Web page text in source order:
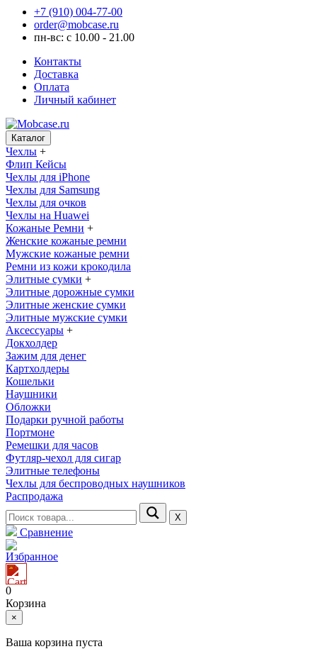
+7 (910) 004-77-00
order@mobcase.ru
пн-вс: с 10.00 - 21.00
Контакты
Доставка
Оплата
Личный кабинет
Каталог
Чехлы +
Флип Кейсы
Чехлы для iPhone
Чехлы для Samsung
Чехлы для очков
Чехлы на Huawei
Кожаные Ремни +
Женские кожаные ремни
Мужские кожаные ремни
Ремни из кожи крокодила
Элитные сумки +
Элитные дорожные сумки
Элитные женские сумки
Элитные мужские сумки
Аксессуары +
Докхолдер
Зажим для денег
Картхолдеры
Кошельки
Наушники
Обложки
Подарки ручной работы
Портмоне
Ремешки для часов
Футляр-чехол для сигар
Элитные телефоны
Чехлы для беспроводных наушников
Распродажа
Х
Сравнение
Избранное
0
Корзина
×
Ваша корзина пуста